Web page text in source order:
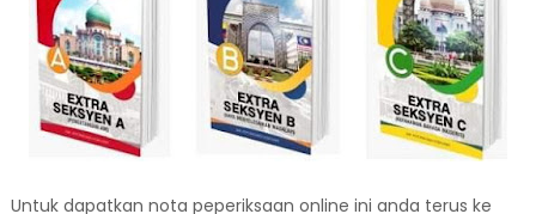
Untuk dapatkan nota peperiksaan online ini anda terus ke